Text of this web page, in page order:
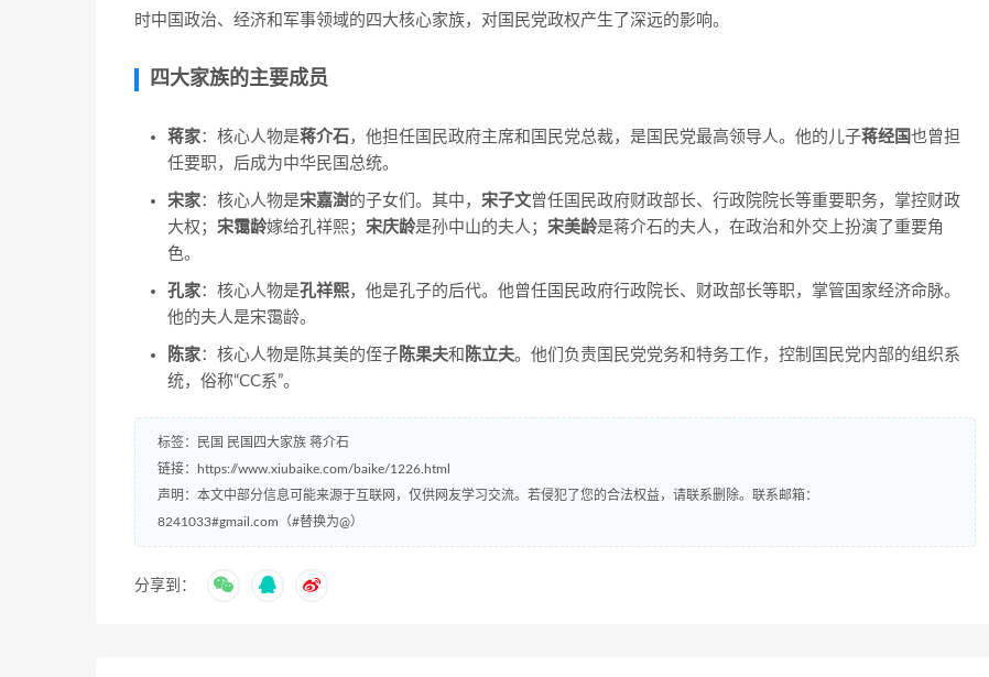
时中国政治、经济和军事领域的四大核心家族，对国民党政权产生了深远的影响。
四大家族的主要成员
蒋家：核心人物是蒋介石 ，他担任国民政府主席和国民党总裁，是国民党最高领导人。他的儿子蒋经国也曾担
任要职，后成为中华民国总统。
宋家：核心人物是宋嘉澍的子女们。其中， 宋子文曾任国民政府财政部长、行政院院长等重要职务，掌控财政
大权； 宋霭龄嫁给孔祥熙； 宋庆龄是孙中山的夫人； 宋美龄是蒋介石的夫人，在政治和外交上扮演了重要角
色。
孔家：核心人物是孔祥熙，他是孔子的后代。他曾任国民政府行政院长、财政部长等职，掌管国家经济命脉。
他的夫人是宋霭龄。
陈家：核心人物是陈其美的侄子陈果夫和 陈立夫。他们负责国民党党务和特务工作，控制国民党内部的组织系
统，俗称“CC系”。
标签： 民国 民国四大家族 蒋介石
链接：
https://www.xiubaike.com/baike/1226.html
声明：本文中部分信息可能来源于互联网，仅供网友学习交流。若侵犯了您的合法权益，请联系删除。联系邮箱：
8241033#gmail.com（#替换为@）
分享到：